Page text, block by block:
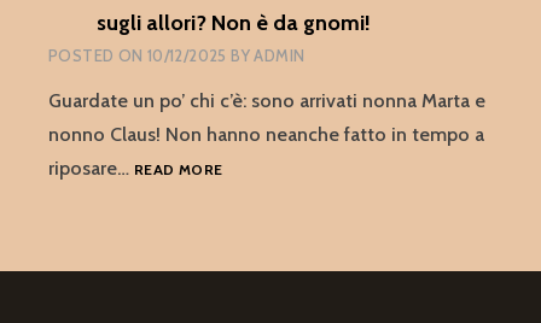
sugli allori? Non è da gnomi!
POSTED ON 10/12/2025 BYADMIN
Guardate un po’ chi c’è: sono arrivati nonna Marta e
nonno Claus! Non hanno neanche fatto in tempo a
riposare… READ MOREGNOMOMANIA